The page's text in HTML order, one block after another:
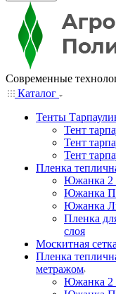
Современные
Каталог
Тенты
Тент
Тент
Тент
Пленка
Южанка 2
Южанка
Южанка
Пленка
слоя
Москитная сетка
Пленка
метражом
Южанка 2